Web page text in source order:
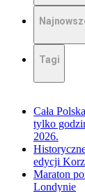
Tagi
Cała
tylko
2026.
edycji
Maraton
Londynie